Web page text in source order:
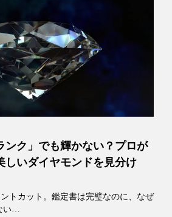
ンク」でも輝かない？プロが
しいダイヤモンドを見分け
ントカット。鑑定書は完璧なのに、なぜ
い…